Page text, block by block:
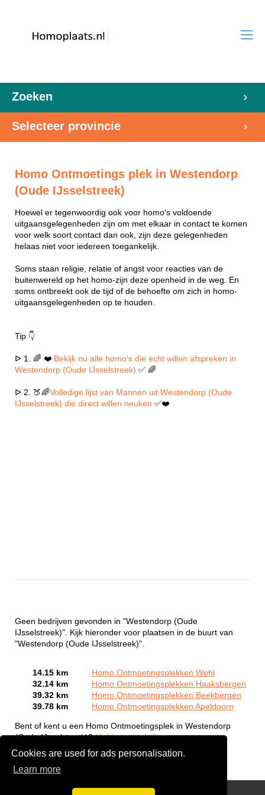
Cookies are used for ads personalisation.
Learn more
Zoeken
Selecteer provincie
Homo Ontmoetings plek in Westendorp
(Oude IJsselstreek)
Hoewel er tegenwoordig ook voor homo's voldoende
uitgaansgelegenheden zijn om met elkaar in contact te komen
voor welk soort contact dan ook, zijn deze gelegenheden
helaas niet voor iedereen toegankelijk.
Soms staan religie, relatie of angst voor reacties van de
buitenwereld op het homo-zijn deze openheid in de weg. En
soms ontbreekt ook de tijd of de behoefte om zich in homo-
uitgaansgelegenheden op te houden.
Tip 👇
ᐅ 1. 🌈 ❤️ Bekijk nu alle homo's die echt willen afspreken in
Westendorp (Oude IJsselstreek) ✅ 🌈
ᐅ 2. 🍑🌈Volledige lijst van Mannen uit Westendorp (Oude
IJsselstreek) die direct willen neuken ✅❤️
Geen bedrijven gevonden in "Westendorp (Oude
IJsselstreek)". Kijk hieronder voor plaatsen in de buurt van
"Westendorp (Oude IJsselstreek)".
14.15 km
Homo Ontmoetingsplekken Wehl
32.14 km
Homo Ontmoetingsplekken Haaksbergen
39.32 km
Homo Ontmoetingsplekken Beekbergen
39.78 km
Homo Ontmoetingsplekken Apeldoorn
Bent of kent u een Homo Ontmoetingsplek in Westendorp
(Oude IJsselstreek)?Meld een bedrijf gratis aan